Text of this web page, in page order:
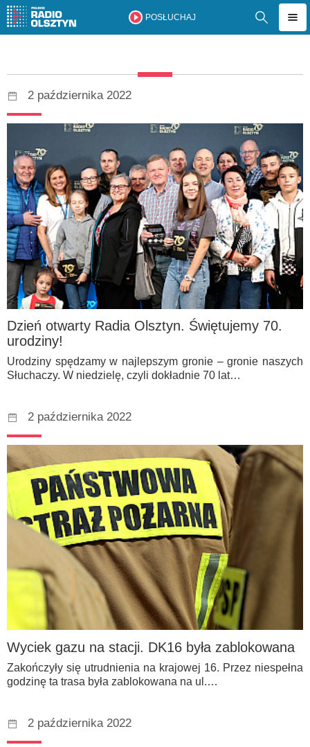
POSŁUCHAJ
2 października 2022
Dzień otwarty Radia Olsztyn. Świętujemy 70.
urodziny!
Urodziny spędzamy w najlepszym gronie – gronie naszych
Słuchaczy. W niedzielę, czyli dokładnie 70 lat…
2 października 2022
Wyciek gazu na stacji. DK16 była zablokowana
Zakończyły się utrudnienia na krajowej 16. Przez niespełna
godzinę ta trasa była zablokowana na ul.…
2 października 2022